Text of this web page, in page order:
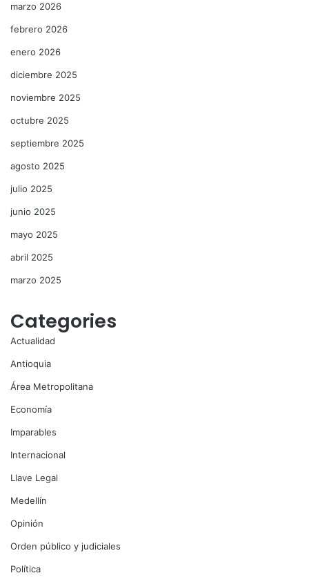
marzo 2026
febrero 2026
enero 2026
diciembre 2025
noviembre 2025
octubre 2025
septiembre 2025
agosto 2025
julio 2025
junio 2025
mayo 2025
abril 2025
marzo 2025
Categories
Actualidad
Antioquia
Área Metropolitana
Economía
Imparables
Internacional
Llave Legal
Medellín
Opinión
Orden público y judiciales
Política